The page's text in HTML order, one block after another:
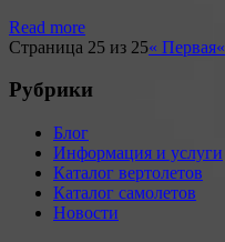
Read more
Страница 25 из 25« Первая«
Рубрики
Блог
Информация и услуги
Каталог вертолетов
Каталог самолетов
Новости